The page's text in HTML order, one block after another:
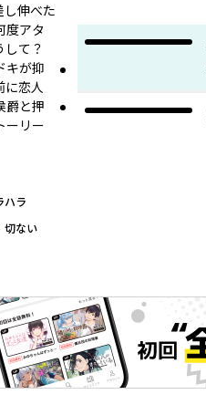
し伸べた
度アタ
て？
キが抑
に恋人
爵と押
ーリー
ハラ
切ない